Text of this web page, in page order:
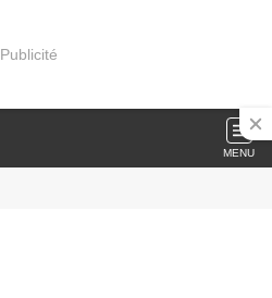
Publicité
MENU